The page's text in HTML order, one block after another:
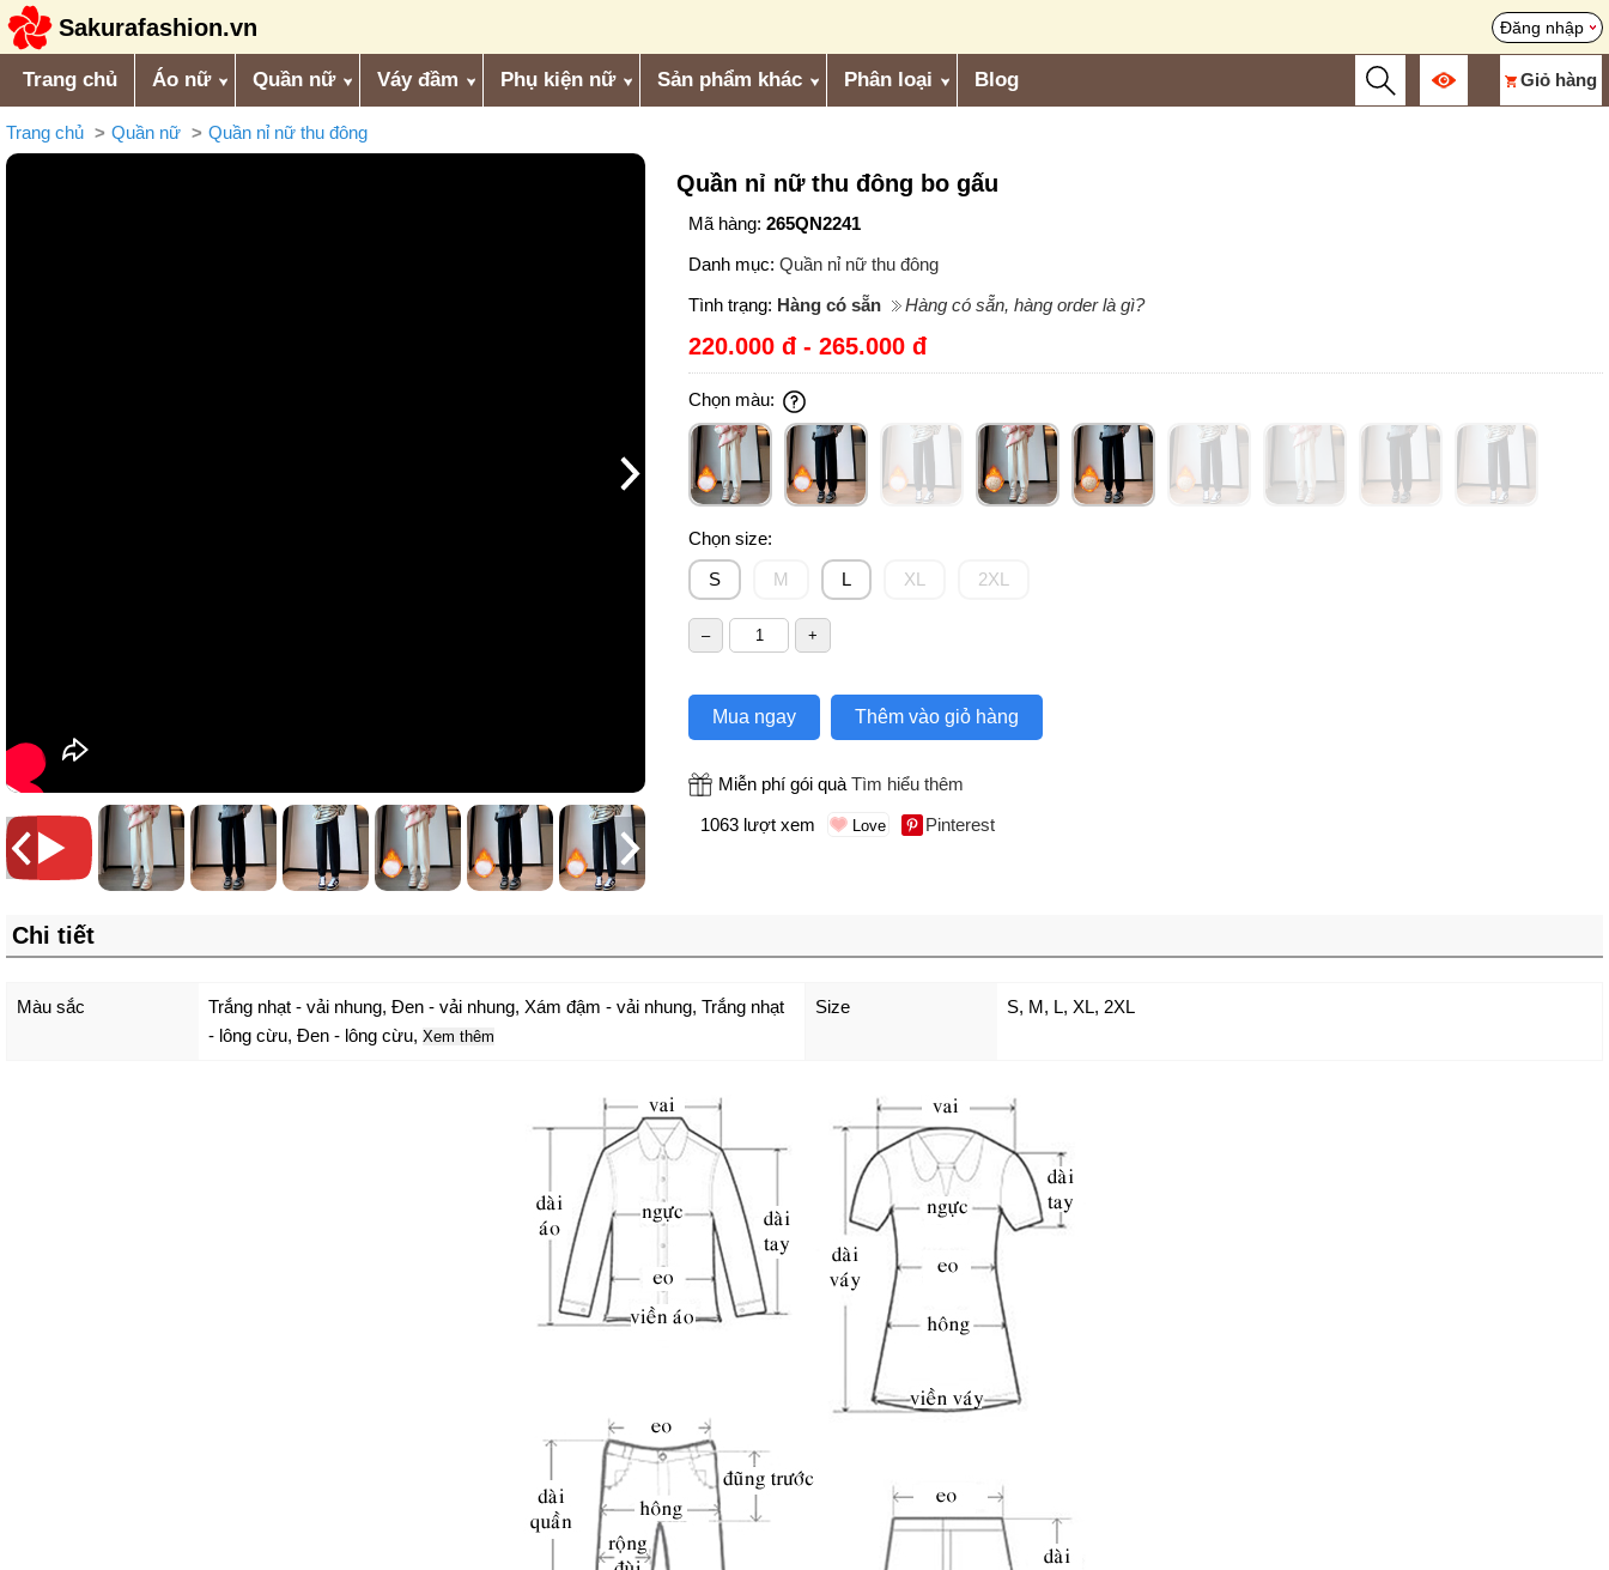
Sakurafashion.vn Đăng nhập
Trang chủ Áo nữ Quần nữ Váy đầm Phụ kiện nữ Sản phẩm khác Phân loại Blog Giỏ hàng
Trang chủ Quần nữ Quần nỉ nữ thu đông
Quần nỉ nữ thu đông bo gấu
Mã hàng:265QN2241
Danh mục:Quần nỉ nữ thu đông
Tình trạng: Hàng có sẵn Hàng có sẵn, hàng order là gì?
220.000 đ - 265.000 đ
Chọn màu:
Chọn size:
S
M L XL 2XL
Mua ngay Thêm vào giỏ hàng
Miễn phí gói quàTìm hiểu thêm
1063 lượt xem
Pinterest
Chi tiết
Màu sắc Trắng nhạt - vải nhung, Đen - vải nhung, Xám đậm - vải nhung, Trắng nhạt
- lông cừu, Đen - lông cừu, Xem thêm
Size S, M, L, XL, 2XL